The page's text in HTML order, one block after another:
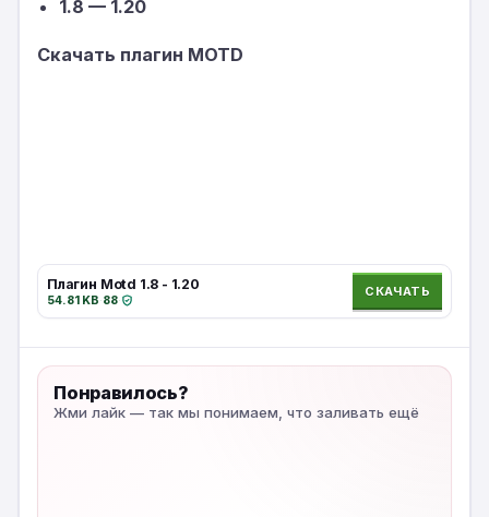
1.8 — 1.20
Скачать плагин MOTD
Плагин Motd 1.8 - 1.20
54.81 KB·88·
СКАЧАТЬ
Понравилось?
Жми лайк — так мы понимаем, что заливать ещё